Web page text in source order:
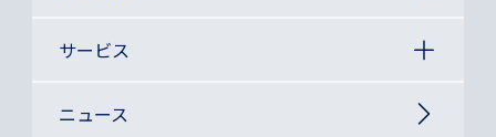
サービス
ニュース